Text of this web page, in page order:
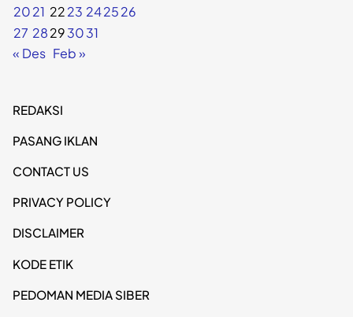
2021 2223 242526
27 28293031
« Des Feb »
REDAKSI
PASANG IKLAN
CONTACT US
PRIVACY POLICY
DISCLAIMER
KODE ETIK
PEDOMAN MEDIA SIBER